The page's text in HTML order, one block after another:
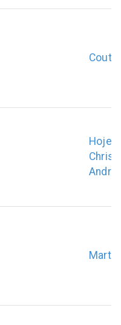
Hojen
André
Martin